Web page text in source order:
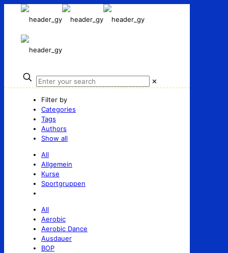
✕
Filter by
Categories
Tags
Authors
Show all
All
Allgemein
Kurse
Sportgruppen
All
Aerobic
Aerobic Dance
Ausdauer
BOP